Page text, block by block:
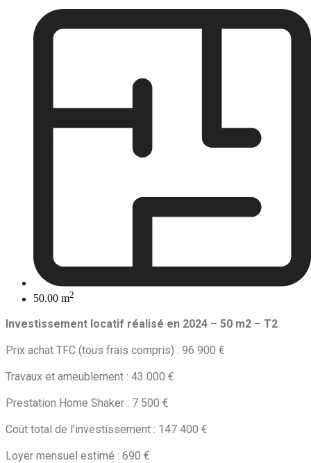
50.00 m2
Investissement locatif réalisé en 2024 – 50 m2 – T2
Prix achat TFC (tous frais compris) : 96 900 €
Travaux et ameublement : 43 000 €
Prestation Home Shaker : 7 500 €
Coût total de l’investissement : 147 400 €
Loyer mensuel estimé : 690 €